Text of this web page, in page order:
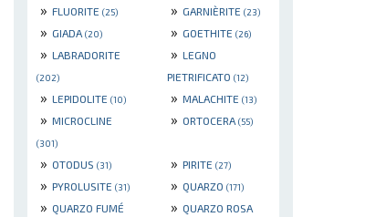
» FLUORITE (25) » GARNIÈRITE (23)
» GIADA (20) » GOETHITE (26)
» LABRADORITE
(202)
» LEGNO
PIETRIFICATO (12)
» LEPIDOLITE (10) » MALACHITE (13)
» MICROCLINE
(301)
» ORTOCERA (55)
» OTODUS (31) » PIRITE (27)
» PYROLUSITE (31) » QUARZO (171)
» QUARZO FUMÉ » QUARZO ROSA